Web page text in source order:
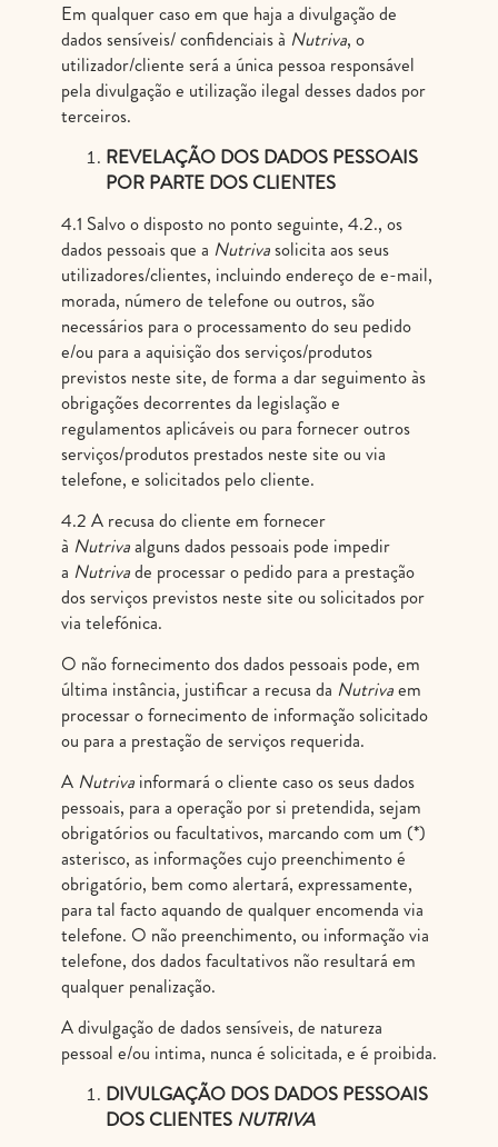
Em qualquer caso em que haja a divulgação de
dados sensíveis/ confidenciais à Nutriva, o
utilizador/cliente será a única pessoa responsável
pela divulgação e utilização ilegal desses dados por
terceiros.
REVELAÇÃO DOS DADOS PESSOAIS
POR PARTE DOS CLIENTES
4.1 Salvo o disposto no ponto seguinte, 4.2., os
dados pessoais que a Nutrivasolicita aos seus
utilizadores/clientes, incluindo endereço de e-mail,
morada, número de telefone ou outros, são
necessários para o processamento do seu pedido
e/ou para a aquisição dos serviços/produtos
previstos neste site, de forma a dar seguimento às
obrigações decorrentes da legislação e
regulamentos aplicáveis ou para fornecer outros
serviços/produtos prestados neste site ou via
telefone, e solicitados pelo cliente.
4.2 A recusa do cliente em fornecer
à Nutrivaalguns dados pessoais pode impedir
a Nutrivade processar o pedido para a prestação
dos serviços previstos neste site ou solicitados por
via telefónica.
O não fornecimento dos dados pessoais pode, em
última instância, justificar a recusa da Nutrivaem
processar o fornecimento de informação solicitado
ou para a prestação de serviços requerida.
A Nutriva informará o cliente caso os seus dados
pessoais, para a operação por si pretendida, sejam
obrigatórios ou facultativos, marcando com um (*)
asterisco, as informações cujo preenchimento é
obrigatório, bem como alertará, expressamente,
para tal facto aquando de qualquer encomenda via
telefone. O não preenchimento, ou informação via
telefone, dos dados facultativos não resultará em
qualquer penalização.
A divulgação de dados sensíveis, de natureza
pessoal e/ou intima, nunca é solicitada, e é proibida.
DIVULGAÇÃO DOS DADOS PESSOAIS
DOS CLIENTES NUTRIVA